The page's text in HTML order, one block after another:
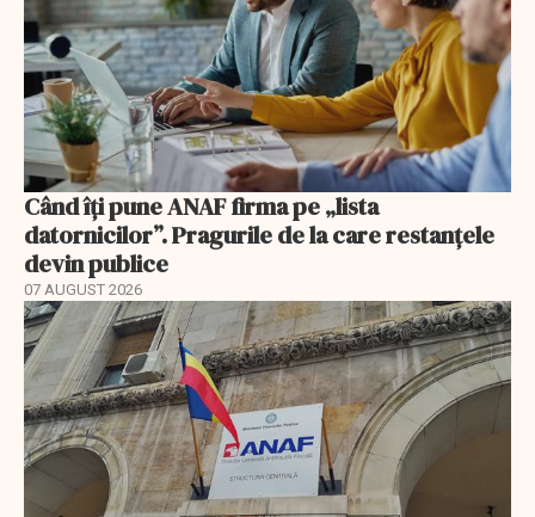
Când îți pune ANAF firma pe „lista
datornicilor”. Pragurile de la care restanțele
devin publice
07 AUGUST 2026